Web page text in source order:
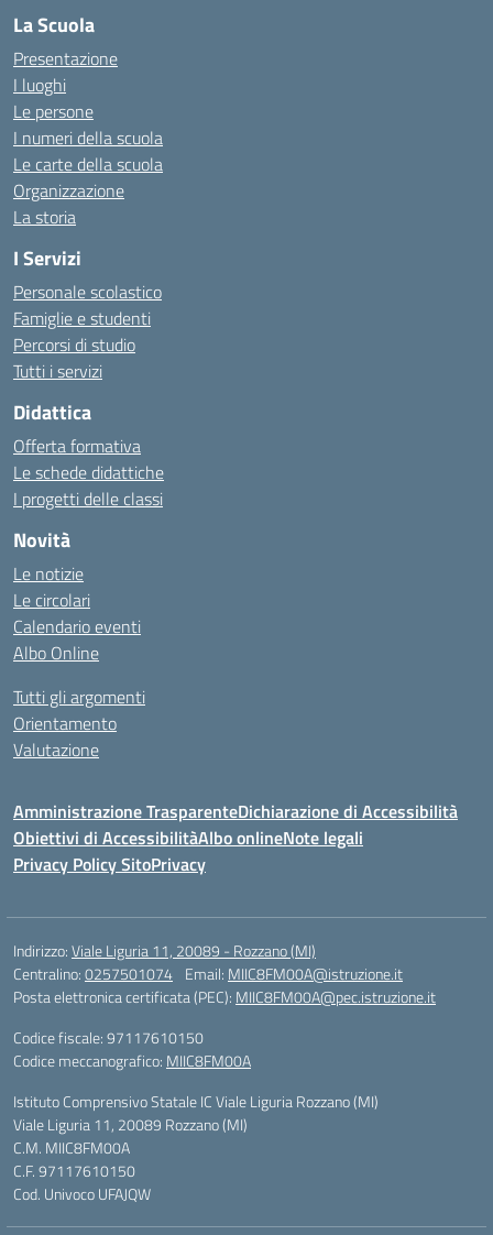
La Scuola
Presentazione
I luoghi
Le persone
I numeri della scuola
Le carte della scuola
Organizzazione
La storia
I Servizi
Personale scolastico
Famiglie e studenti
Percorsi di studio
Tutti i servizi
Didattica
Offerta formativa
Le schede didattiche
I progetti delle classi
Novità
Le notizie
Le circolari
Calendario eventi
Albo Online
Tutti gli argomenti
Orientamento
Valutazione
Amministrazione TrasparenteDichiarazione di Accessibilità
Obiettivi di AccessibilitàAlbo onlineNote legali
Privacy Policy SitoPrivacy
Indirizzo:Viale Liguria 11, 20089 - Rozzano (MI)
Centralino:0257501074 Email: MIIC8FM00A@istruzione.it
Posta elettronica certificata (PEC): MIIC8FM00A@pec.istruzione.it
Codice fiscale: 97117610150
Codice meccanografico: MIIC8FM00A
Istituto Comprensivo Statale IC Viale Liguria Rozzano (MI)
Viale Liguria 11, 20089 Rozzano (MI)
C.M. MIIC8FM00A
C.F. 97117610150
Cod. Univoco UFAJQW